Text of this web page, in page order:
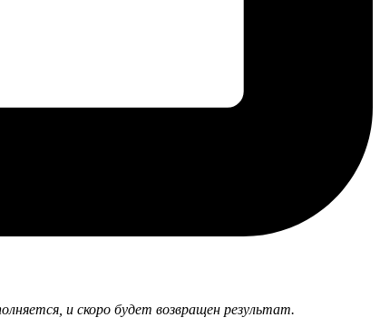
и скоро будет возвращен результат.